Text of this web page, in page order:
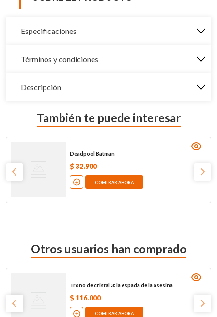
Especificaciones
Términos y condiciones
Descripción
También te puede interesar
Deadpool Batman
$ 32.900
COMPRAR AHORA
Otros usuarios han comprado
Trono de cristal 3: la espada de la asesina
$ 116.000
COMPRAR AHORA